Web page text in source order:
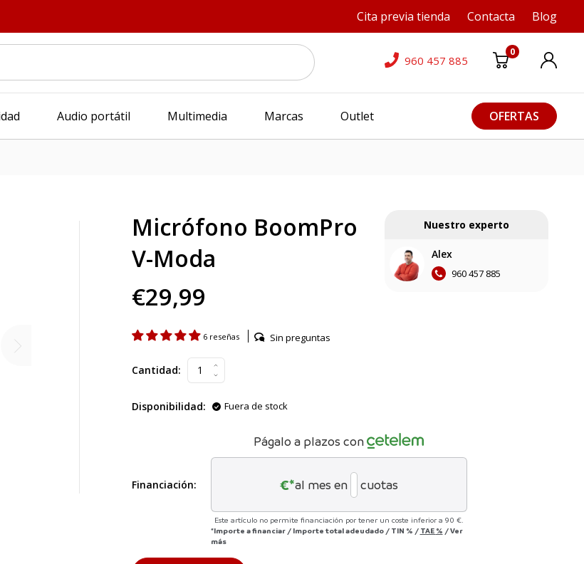
Cita previa tienda Contacta Blog
960 457 885
0
Audio portátil Multimedia Marcas Outlet OFERTAS
Micrófono BoomPro
V-Moda
€29,99
Nuestro experto
Alex
960 457 885
6 reseñas Sin preguntas
Cantidad:
Disponibilidad: Fuera de stock
Financiación:
Págalo a plazos con
€*al mes en cuotas
Este artículo no permite financiación por tener un coste inferior a 90 €.
*Importe a financiar / Importe total adeudado / TIN % / TAE % /Ver
más